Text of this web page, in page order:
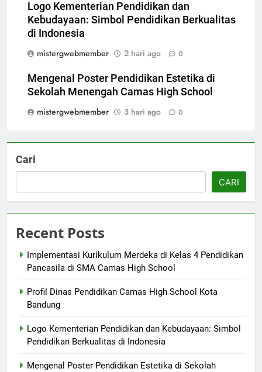
Logo Kementerian Pendidikan dan
Kebudayaan: Simbol Pendidikan Berkualitas
di Indonesia
mistergwebmember
2 hari ago 0
Mengenal Poster Pendidikan Estetika di
Sekolah Menengah Camas High School
mistergwebmember
3 hari ago 0
Cari
CARI
Recent Posts
Implementasi Kurikulum Merdeka di Kelas 4 Pendidikan
Pancasila di SMA Camas High School
Profil Dinas Pendidikan Camas High School Kota
Bandung
Logo Kementerian Pendidikan dan Kebudayaan: Simbol
Pendidikan Berkualitas di Indonesia
Mengenal Poster Pendidikan Estetika di Sekolah